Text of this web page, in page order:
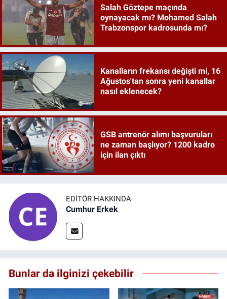
Salah Göztepe maçında
oynayacak mı? Mohamed Salah
Trabzonspor kadrosunda mı?
Kanalların frekansı değişti mi, 16
Ağustos'tan sonra yeni kanallar
nasıl eklenecek?
GSB antrenör alımı başvuruları
ne zaman başlıyor? 1200 kadro
için ilan çıktı
EDITÖR HAKKINDA
Cumhur Erkek
Bunlar da ilginizi çekebilir